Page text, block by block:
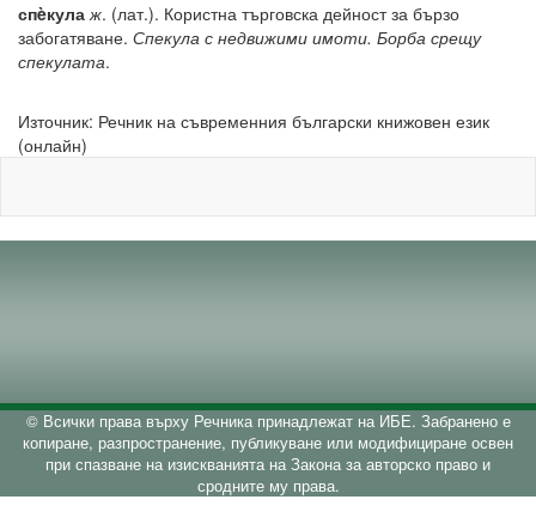
спèкула ж. (лат.). Користна търговска дейност за бързо
забогатяване. Спекула с недвижими имоти. Борба срещу
спекулата.
Източник: Речник на съвременния български книжовен език
(онлайн)
© Всички права върху Речника принадлежат на ИБЕ. Забранено е
копиране, разпространение, публикуване или модифициране освен
при спазване на изискванията на Закона за авторско право и
сродните му права.